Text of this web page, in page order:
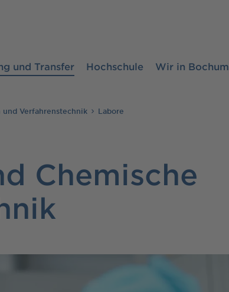
und Transfer Hochschule Wir in Bochum
und Verfahrenstechnik Labore
Chemische